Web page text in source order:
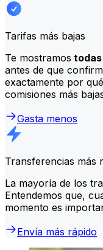
Tarifas más bajas
Te mostramos
antes de que
exactamente por
comisiones más
Gasta menos
Transferencias más
La mayoría de los
Entendemos que,
momento es
Envía más rápido